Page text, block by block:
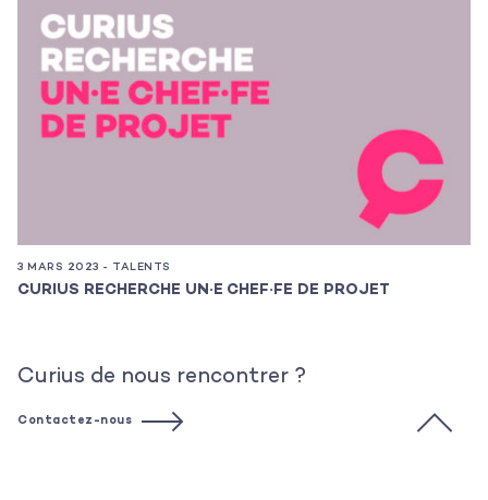
3 MARS 2023 - TALENTS
CURIUS RECHERCHE UN·E CHEF·FE DE PROJET
Curius de nous rencontrer ?
Contactez-nous